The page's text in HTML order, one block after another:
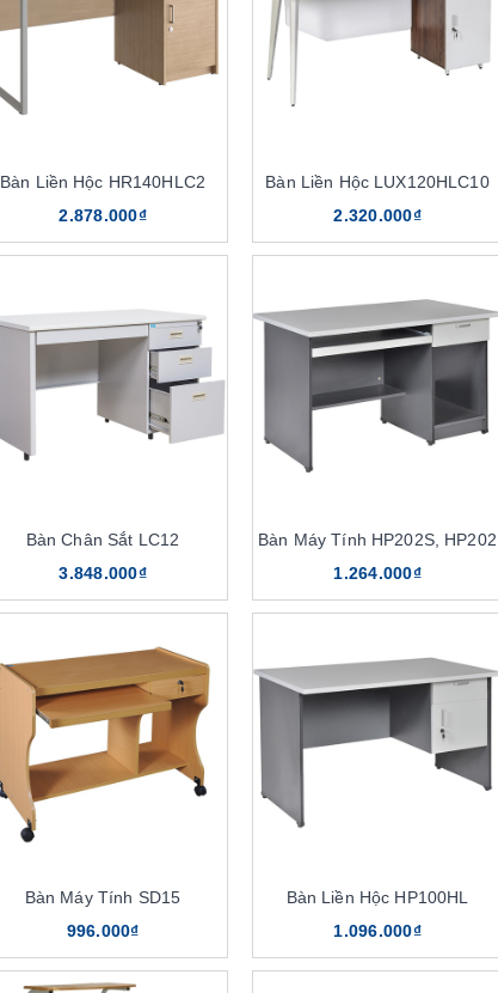
Bàn Liền Hộc HR140HLC2
2.878.000₫
Bàn Liền Hộc LUX120HLC10
2.320.000₫
Bàn Chân Sắt LC12
3.848.000₫
Bàn Máy Tính HP202S, HP202
1.264.000₫
Bàn Máy Tính SD15
996.000₫
Bàn Liền Hộc HP100HL
1.096.000₫